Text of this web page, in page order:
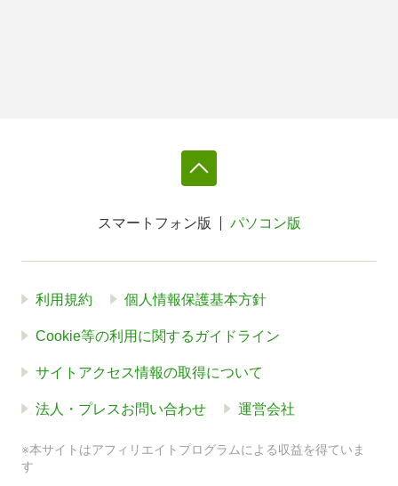
スマートフォン版 パソコン版
利用規約 個人情報保護基本方針
Cookie等の利用に関するガイドライン
サイトアクセス情報の取得について
法人・プレスお問い合わせ 運営会社
※本サイトはアフィリエイトプログラムによる収益を得ていま
す